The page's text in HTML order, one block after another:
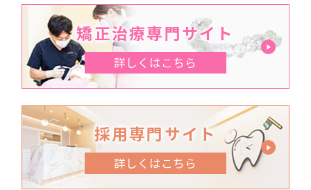
矯正治療専門サイト
詳しくはこちら
採用専門サイト
詳しくはこちら